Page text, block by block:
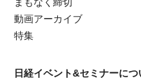
動画アーカイブ
特集
日経イベント&セミナーにつ